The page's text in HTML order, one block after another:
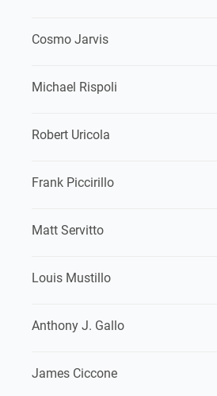
Cosmo Jarvis
Michael Rispoli
Robert Uricola
Frank Piccirillo
Matt Servitto
Louis Mustillo
Anthony J. Gallo
James Ciccone